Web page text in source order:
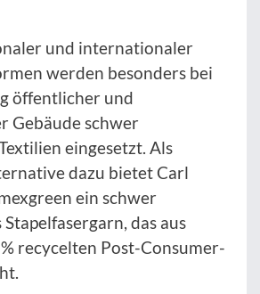
und internationaler
werden besonders bei
öffentlicher und
Gebäude schwer
eingesetzt. Als
dazu bietet Carl
ein schwer
das aus
recycelten Post-Consumer-